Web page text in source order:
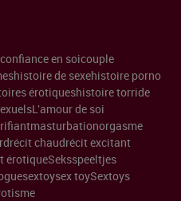
confiance en soicouple
histoire de sexehistoire porno
érotiqueshistoire torride
L'amour de soi
masturbationorgasme
récit chaudrécit excitant
érotiqueSeksspeeltjes
sextoysex toySextoys